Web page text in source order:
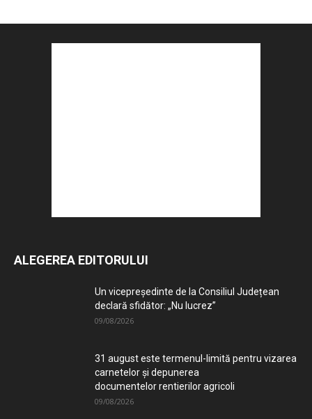
ALEGEREA EDITORULUI
Un vicepreședinte de la Consiliul Județean
declară sfidător: „Nu lucrez”
09/08/2026
31 august este termenul-limită pentru vizarea
carnetelor și depunerea
documentelor rentierilor agricoli
09/08/2026